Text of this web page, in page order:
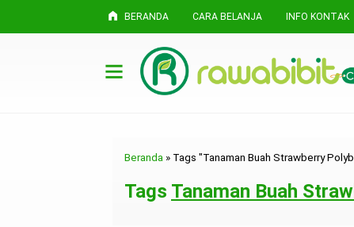
BERANDA CARA BELANJA INFO KONTAK
Beranda » Tags "Tanaman Buah Strawberry
Tags Tanaman Buah